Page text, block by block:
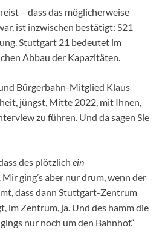
– dass das möglicherweise
ist inzwischen bestätigt: S21
Stuttgart 21 bedeutet im
Abbau der Kapazitäten.
Bürgerbahn-Mitglied Klaus
jüngst, Mitte 2022, mit Ihnen,
zu führen. Und da sagen Sie
des plötzlich ein
ging’s aber nur drum, wenn der
dass dann Stuttgart-Zentrum
im Zentrum, ja. Und des hamm die
nur noch um den Bahnhof.“